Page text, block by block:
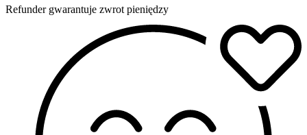
Refunder gwarantuje zwrot pieniędzy